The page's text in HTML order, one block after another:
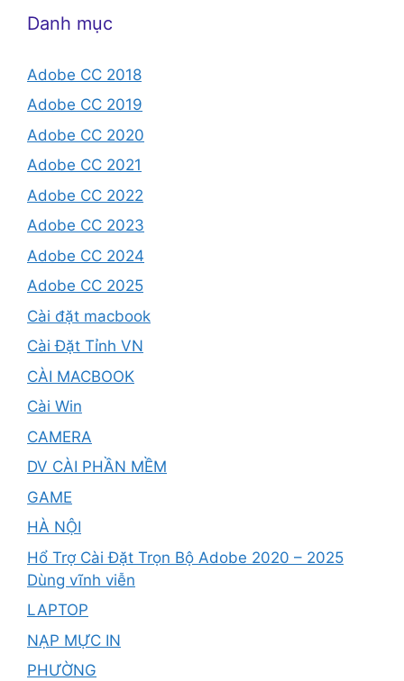
Danh mục
Adobe CC 2018
Adobe CC 2019
Adobe CC 2020
Adobe CC 2021
Adobe CC 2022
Adobe CC 2023
Adobe CC 2024
Adobe CC 2025
Cài đặt macbook
Cài Đặt Tỉnh VN
CÀI MACBOOK
Cài Win
CAMERA
DV CÀI PHẦN MỀM
GAME
HÀ NỘI
Hổ Trợ Cài Đặt Trọn Bộ Adobe 2020 – 2025
Dùng vĩnh viễn
LAPTOP
NẠP MỰC IN
PHƯỜNG